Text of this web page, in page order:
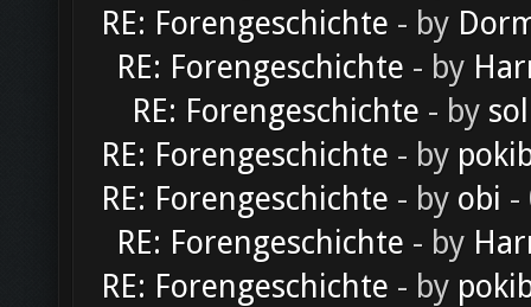
RE: Forengeschichte - by
RE: Forengeschichte - by
RE: Forengeschichte - by
RE: Forengeschichte - by
RE: Forengeschichte - by obi -
RE: Forengeschichte - by
RE: Forengeschichte - by